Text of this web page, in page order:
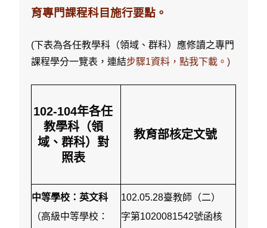
育專門課程科目施行要點。
(下表為各任教學科（領域、群科）應修讀之專門
課程學分一覽表，連結步驟1資料，點我下載。)
102-104年各任
教學科（領
域、群科）對
照表
教育部核定文號
中等學校：英文科
（高級中等學校：
102.05.28臺教師（二）
字第1020081542號函核